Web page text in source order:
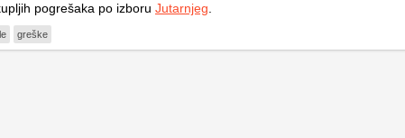
pogrešaka po izboru Jutarnjeg
greške